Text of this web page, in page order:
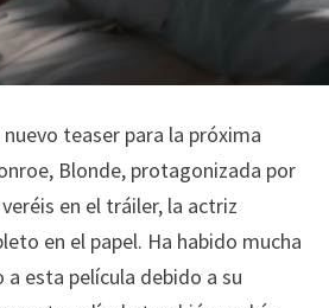
teaser para la próxima
Blonde, protagonizada por
en el tráiler, la actriz
en el papel. Ha habido mucha
esta película debido a su